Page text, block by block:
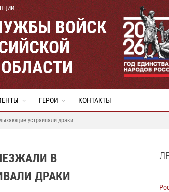
ВОЙСК
ГЕРОИ КОНТАКТЫ
устраивали драки
В
ДРАКИ